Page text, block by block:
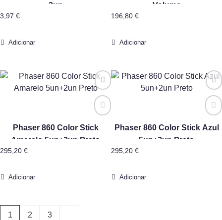
3un
3,97 €
Adicionar
Volume
196,80 €
Adicionar
Phaser 860 Color Stick
Amarelo 5un+2un Preto
295,20 €
Adicionar
Phaser 860 Color Stick Azul
5un+2un Preto
295,20 €
Adicionar
1 2 3